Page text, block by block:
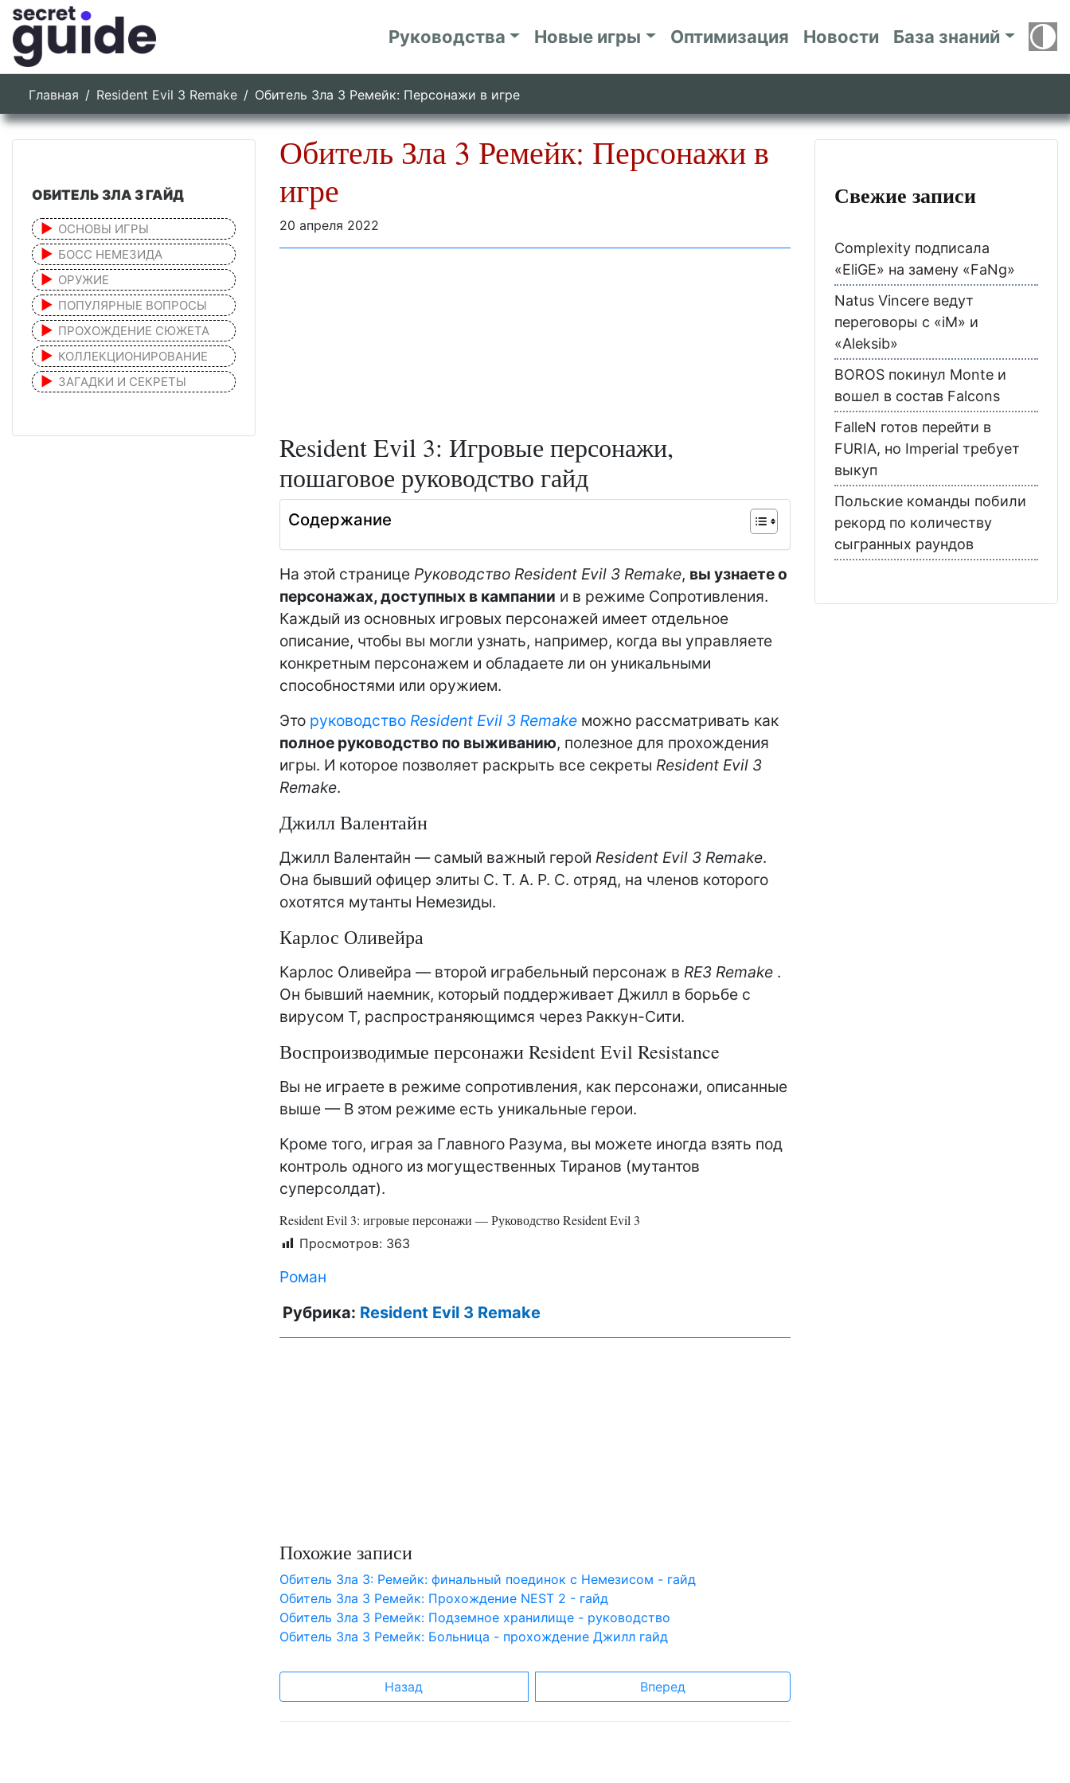
Руководства Новые игры Оптимизация Новости База знаний
Главная Resident Evil 3 Remake Обитель Зла 3 Ремейк: Персонажи в игре
Обитель Зла 3 Ремейк: Персонажи в
игре
20 апреля 2022
Resident Evil 3: Игровые персонажи,
пошаговое руководство гайд
Содержание
На этой странице Руководство Resident Evil 3 Remake, вы узнаете о
персонажах, доступных в кампании и в режиме Сопротивления.
Каждый из основных игровых персонажей имеет отдельное
описание, чтобы вы могли узнать, например, когда вы управляете
конкретным персонажем и обладаете ли он уникальными
способностями или оружием.
Это руководство Resident Evil 3 Remake можно рассматривать как
полное руководство по выживанию, полезное для прохождения
игры. И которое позволяет раскрыть все секреты Resident Evil 3
Remake.
Джилл Валентайн
Джилл Валентайн — самый важный герой Resident Evil 3 Remake.
Она бывший офицер элиты С. Т. А. Р. С. отряд, на членов которого
охотятся мутанты Немезиды.
Карлос Оливейра
Карлос Оливейра — второй играбельный персонаж в RE3 Remake .
Он бывший наемник, который поддерживает Джилл в борьбе с
вирусом Т, распространяющимся через Раккун-Сити.
Воспроизводимые персонажи Resident Evil Resistance
Вы не играете в режиме сопротивления, как персонажи, описанные
выше — В этом режиме есть уникальные герои.
Кроме того, играя за Главного Разума, вы можете иногда взять под
контроль одного из могущественных Тиранов (мутантов
суперсолдат).
Resident Evil 3: игровые персонажи — Руководство Resident Evil 3
Просмотров: 363
Роман
Рубрика: Resident Evil 3 Remake
Похожие записи
Обитель Зла 3: Ремейк: финальный поединок с Немезиcом - гайд
Обитель Зла 3 Ремейк: Прохождение NEST 2 - гайд
Обитель Зла 3 Ремейк: Подземное хранилище - руководство
Обитель Зла 3 Ремейк: Больница - прохождение Джилл гайд
Назад Вперед
ОБИТЕЛЬ ЗЛА 3 ГАЙД
ОСНОВЫ ИГРЫ
БОСС НЕМЕЗИДА
ОРУЖИЕ
ПОПУЛЯРНЫЕ ВОПРОСЫ
ПРОХОЖДЕНИЕ СЮЖЕТА
КОЛЛЕКЦИОНИРОВАНИЕ
ЗАГАДКИ И СЕКРЕТЫ
Свежие записи
Complexity подписала
«EliGE» на замену «FaNg»
Natus Vincere ведут
переговоры с «iM» и
«Aleksib»
BOROS покинул Monte и
вошел в состав Falcons
FalleN готов перейти в
FURIA, но Imperial требует
выкуп
Польские команды побили
рекорд по количеству
сыгранных раундов